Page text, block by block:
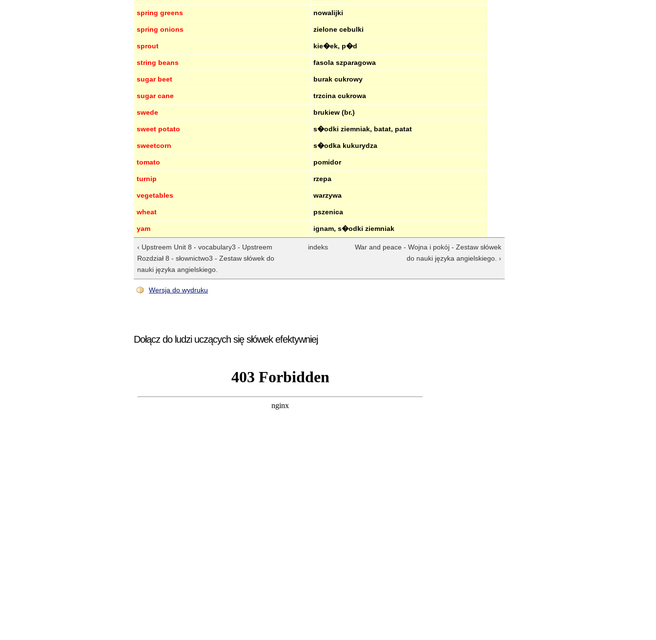
spring greens nowalijki
spring onions zielone cebulki
sprout kie�ek, p�d
string beans fasola szparagowa
sugar beet burak cukrowy
sugar cane trzcina cukrowa
swede brukiew (br.)
sweet potato s�odki ziemniak, batat, patat
sweetcorn s�odka kukurydza
tomato pomidor
turnip rzepa
vegetables warzywa
wheat pszenica
yam ignam, s�odki ziemniak
‹ Upstreem Unit 8 - vocabulary3 - Upstreem
Rozdział 8 - słownictwo3 - Zestaw słówek do
nauki języka angielskiego.
indeks
War and peace - Wojna i pokój - Zestaw słówek
do nauki języka angielskiego. ›
Wersja do wydruku
Dołącz do ludzi uczących się słówek efektywniej